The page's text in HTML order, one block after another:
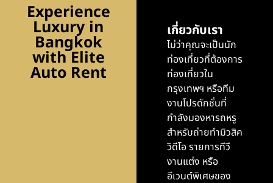
Experience
Luxury in
Bangkok
with Elite
Auto Rent
เกี่ยวกับเรา
ไม่ว่าคุณจะเป็นนัก
ท่องเที่ยวที่ต้องการ
ท่องเที่ยวใน
กรุงเทพฯ หรือทีม
งานโปรดักชั่นที่
กำลังมองหารถหรู
สำหรับถ่ายทำมิวสิค
วิดีโอ รายการทีวี
งานแต่ง หรือ
อีเวนต์พิเศษของ